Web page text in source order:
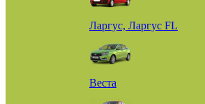
Ларгус, Ларгус FL
Веста